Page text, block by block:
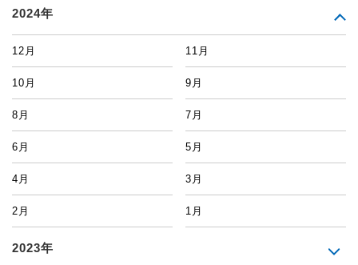
2024年
12月 11月
10月 9月
8月 7月
6月 5月
4月 3月
2月 1月
2023年